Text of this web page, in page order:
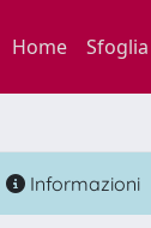
Home Sfoglia
Informazioni